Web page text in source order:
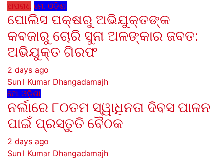
ଅପରାଧ ମୋ ଓଡ଼ିଶା
ପୋଲିସ ପକ୍ଷରୁ ଅଭିଯୁକ୍ତଙ୍କ
କବଜାରୁ ଚୋରି ସୁନା ଅଳଙ୍କାର ଜବତ:
ଅଭିଯୁକ୍ତ ଗିରଫ
2 days ago
Sunil Kumar Dhangadamajhi
ମୋ ଓଡ଼ିଶା
ନର୍ଲାରେ ୮୦ତମ ସ୍ୱାଧିନତା ଦିବସ ପାଳନ
ପାଇଁ ପ୍ରସ୍ତୁତି ବୈଠକ
2 days ago
Sunil Kumar Dhangadamajhi